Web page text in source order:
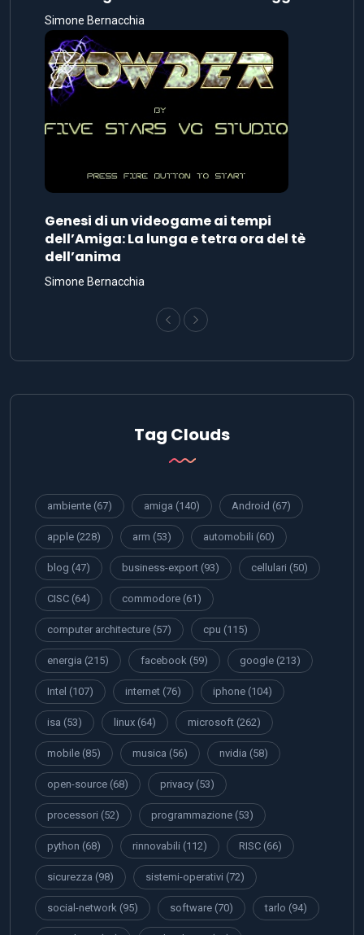
Simone Bernacchia
Genesi di un videogame ai tempi
dell’Amiga: La lunga e tetra ora del tè
dell’anima
Simone Bernacchia
Tag Clouds
ambiente (67) amiga (140) Android (67)
apple (228) arm (53) automobili (60)
blog (47) business-export (93) cellulari (50)
CISC (64) commodore (61)
computer architecture (57) cpu (115)
energia (215) facebook (59) google (213)
Intel (107) internet (76) iphone (104)
isa (53) linux (64) microsoft (262)
mobile (85) musica (56) nvidia (58)
open-source (68) privacy (53)
processori (52) programmazione (53)
python (68) rinnovabili (112) RISC (66)
sicurezza (98) sistemi-operativi (72)
social-network (95) software (70) tarlo (94)